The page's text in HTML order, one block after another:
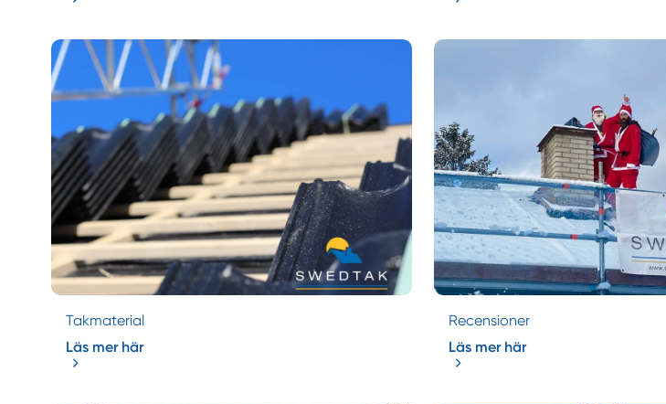
Takmaterial
Läs mer här
Recensioner
Läs mer här